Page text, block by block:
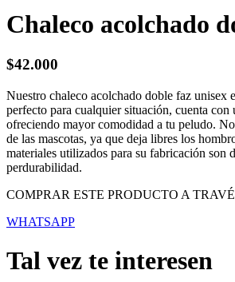
Chaleco acolchado
$42.000
Nuestro chaleco acolchado doble faz unisex
perfecto para cualquier situación, cuenta con
ofreciendo mayor comodidad a tu peludo.
de las mascotas, ya que deja libres los
materiales utilizados para su fabricación son
perdurabilidad.
COMPRAR ESTE PRODUCTO A
WHATSAPP
Tal vez te interesen